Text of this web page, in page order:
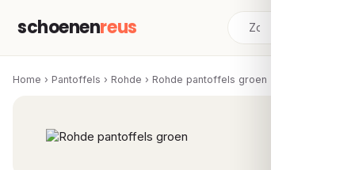
schoenenreus
Home › Pantoffels › Rohde › Rohde pantoffels groen